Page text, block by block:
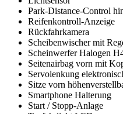
Park-Distance-Control
Reifenkontroll-Anzeige
Rückfahrkamera
Scheibenwischer mit
Scheinwerfer Halogen
Seitenairbag vorn mit
Servolenkung
Sitze vorn
Smartphone Halterung
Start / Stopp-Anlage